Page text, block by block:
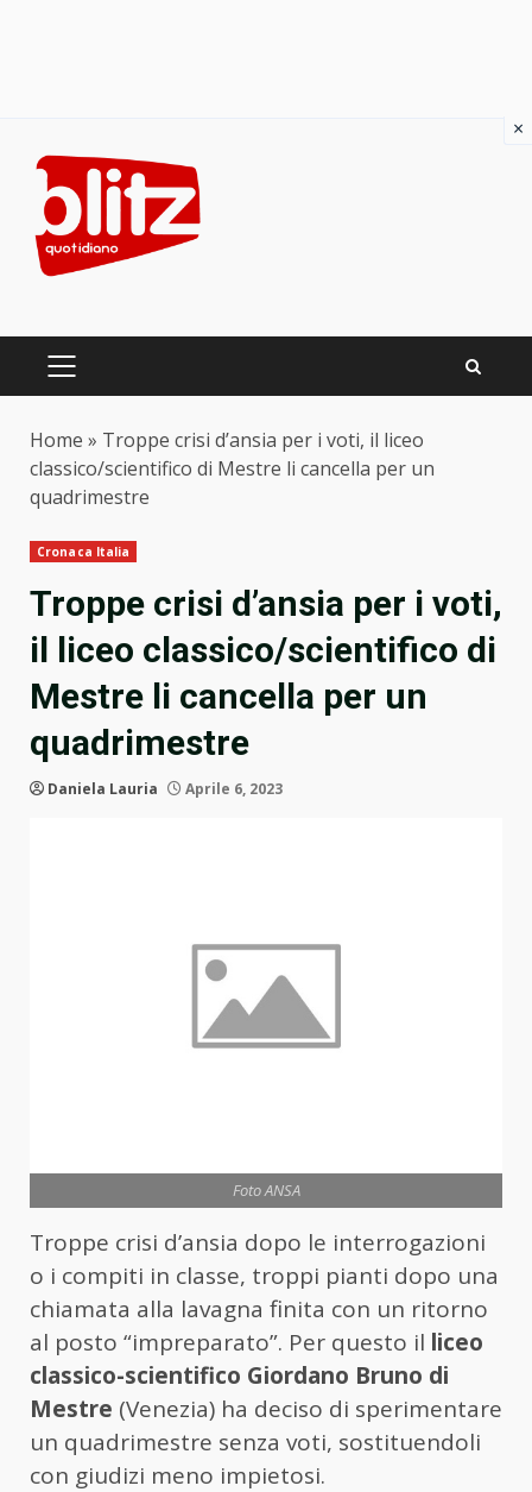
content
PRIMARY
Home » Troppe crisi d’ansia per i voti, il liceo
classico/scientifico di Mestre li cancella per un
quadrimestre
Cronaca Italia
Troppe crisi d’ansia per i voti,
il liceo classico/scientifico di
Mestre li cancella per un
quadrimestre
Daniela Lauria Aprile 6, 2023
Foto ANSA
Troppe crisi d’ansia dopo le interrogazioni
o i compiti in classe, troppi pianti dopo una
chiamata alla lavagna finita con un ritorno
al posto “impreparato”. Per questo il liceo
classico-scientifico Giordano Bruno di
Mestre (Venezia) ha deciso di sperimentare
un quadrimestre senza voti, sostituendoli
con giudizi meno impietosi.
×